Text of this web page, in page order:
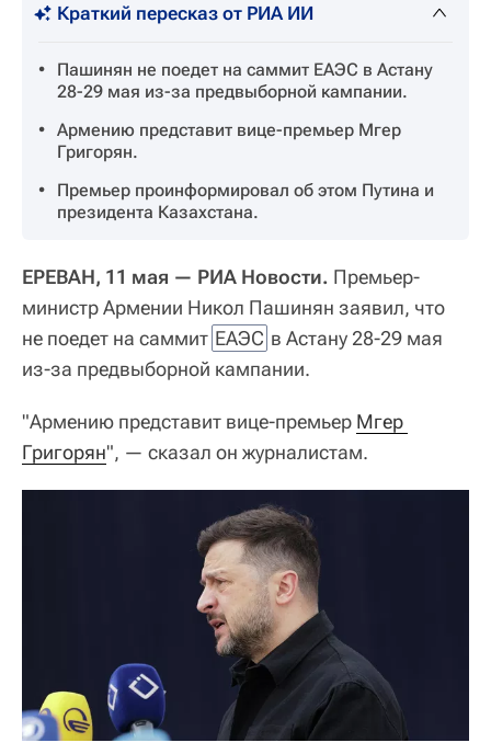
Краткий пересказ от РИА ИИ
Пашинян не поедет на саммит ЕАЭС в Астану
28-29 мая из-за предвыборной кампании.
Армению представит вице-премьер Мгер
Григорян.
Премьер проинформировал об этом Путина и
президента Казахстана.
ЕРЕВАН, 11 мая — РИА Новости. Премьер-
министр Армении Никол Пашинян заявил, что
не поедет на саммит ЕАЭС в Астану 28-29 мая
из-за предвыборной кампании.
"Армению представит вице-премьер Мгер
Григорян", — сказал он журналистам.